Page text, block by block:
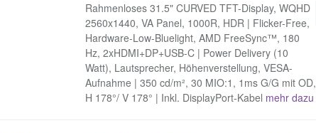
Rahmenloses 31.5" CURVED TFT-Display, WQHD
2560x1440, VA Panel, 1000R, HDR | Flicker-Free,
Hardware-Low-Bluelight, AMD FreeSync™, 180
Hz, 2xHDMI+DP+USB-C | Power Delivery (10
Watt), Lautsprecher, Höhenverstellung, VESA-
Aufnahme | 350 cd/m², 30 MIO:1, 1ms G/G mit OD,
H 178°/ V 178° | Inkl. DisplayPort-Kabel mehr dazu